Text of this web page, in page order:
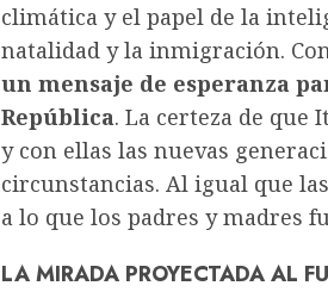
climática y el papel de la
natalidad y la inmigración.
un mensaje de esperanza
República. La certeza de que
y con ellas las nuevas
circunstancias. Al igual que
a lo que los padres y madres
LA MIRADA PROYECTADA AL